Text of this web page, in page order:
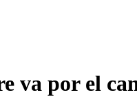
va por el